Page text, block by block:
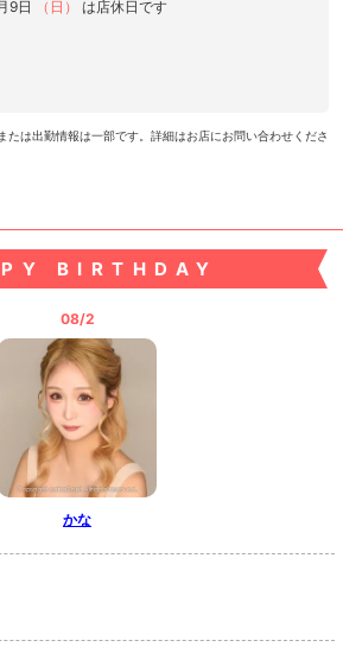
9日 （日） は店休日です
たは出勤情報は一部です。詳細はお店にお問い合わせくださ
BIRTHDAY
08/2
かな